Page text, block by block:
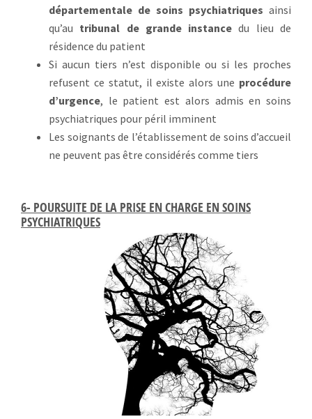
départementale de soins psychiatriques ainsi
qu’au tribunal de grande instance du lieu de
résidence du patient
Si aucun tiers n’est disponible ou si les proches
refusent ce statut, il existe alors une procédure
d’urgence, le patient est alors admis en soins
psychiatriques pour péril imminent
Les soignants de l’établissement de soins d’accueil
ne peuvent pas être considérés comme tiers
6- POURSUITE DE LA PRISE EN CHARGE EN SOINS
PSYCHIATRIQUES